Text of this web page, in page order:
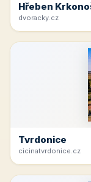
Hřeben
dvoracky.cz
Tvrdonice
cicinatvrdonice.cz